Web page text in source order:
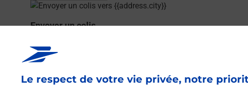
Le respect de votre vie privée, notre
En savoir plus
Envoyer un colis
Vous souhaitez envoyer un colis depuis : LAVAL MENDES
En savoir plus